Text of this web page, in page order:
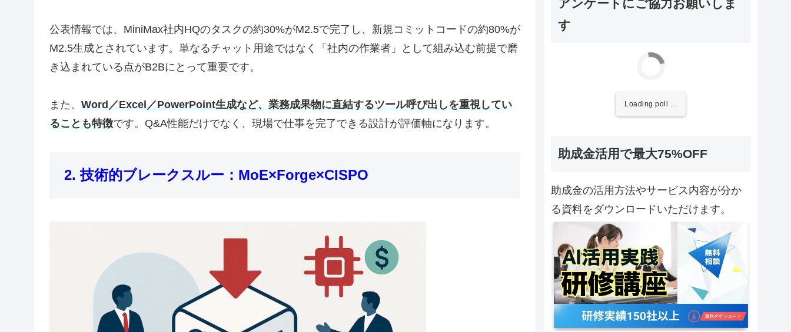
公表情報では、MiniMax社内HQのタスクの約30%がM2.5で完了し、新規コミットコードの約80%が
M2.5生成とされています。単なるチャット用途ではなく「社内の作業者」として組み込む前提で磨
き込まれている点がB2Bにとって重要です。
また、 Word／Excel／PowerPoint生成など、業務成果物に直結するツール呼び出しを重視してい
ることも特徴です。Q&A性能だけでなく、現場で仕事を完了できる設計が評価軸になります。
2. 技術的ブレークスルー：MoE×Forge×CISPO
アンケートにご協力お願いしま
す
Loading poll ...
助成金活用で最大75%OFF
助成金の活用方法やサービス内容が分か
る資料をダウンロードいただけます。